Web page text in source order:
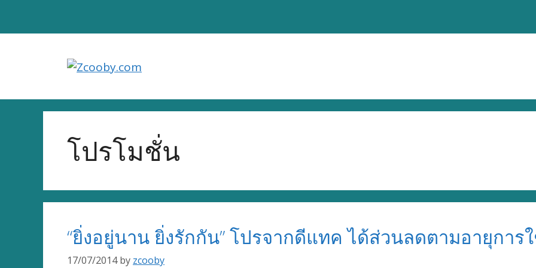
โปรโมชั่น
“ยิ่งอยู่นาน ยิ่งรักกัน” โปรจากดีแทค ได้ส่วนลดตามอายุการ
17/07/2014 by zcooby